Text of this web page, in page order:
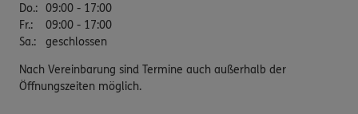
Do.: 09:00 - 17:00
Fr.:
09:00 - 17:00
Sa.: geschlossen
Nach Vereinbarung sind Termine auch außerhalb der
Öffnungszeiten möglich.